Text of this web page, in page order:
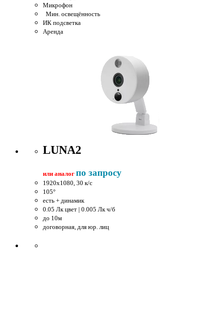
Микрофон
Мин. освещённость
ИК подсветка
Аренда
LUNA2
или аналог по запросу
1920x1080, 30 к/c
105°
есть + динамик
0.05 Лк цвет | 0.005 Лк ч/б
до 10м
договорная, для юр. лиц